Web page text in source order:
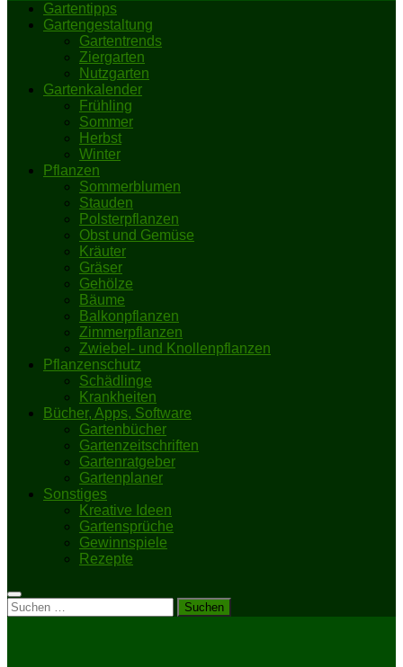
Gartentipps
Gartengestaltung
Gartentrends
Ziergarten
Nutzgarten
Gartenkalender
Frühling
Sommer
Herbst
Winter
Pflanzen
Sommerblumen
Stauden
Polsterpflanzen
Obst und Gemüse
Kräuter
Gräser
Gehölze
Bäume
Balkonpflanzen
Zimmerpflanzen
Zwiebel- und Knollenpflanzen
Pflanzenschutz
Schädlinge
Krankheiten
Bücher, Apps, Software
Gartenbücher
Gartenzeitschriften
Gartenratgeber
Gartenplaner
Sonstiges
Kreative Ideen
Gartensprüche
Gewinnspiele
Rezepte
Suchen
nach: